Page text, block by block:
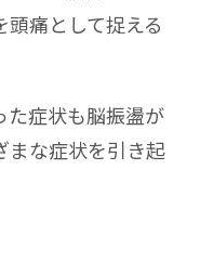
痛として捉える
た症状も脳振盪が
まな症状を引き起